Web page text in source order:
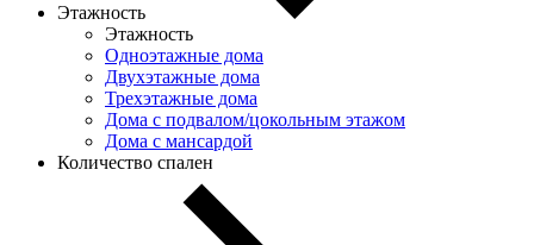
Этажность
Этажность
Одноэтажные дома
Двухэтажные дома
Трехэтажные дома
Дома с подвалом/цокольным этажом
Дома с мансардой
Количество спален